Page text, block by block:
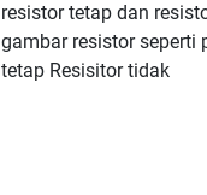
resistor tetap dan
gambar resistor seperti
tetap Resisitor tidak